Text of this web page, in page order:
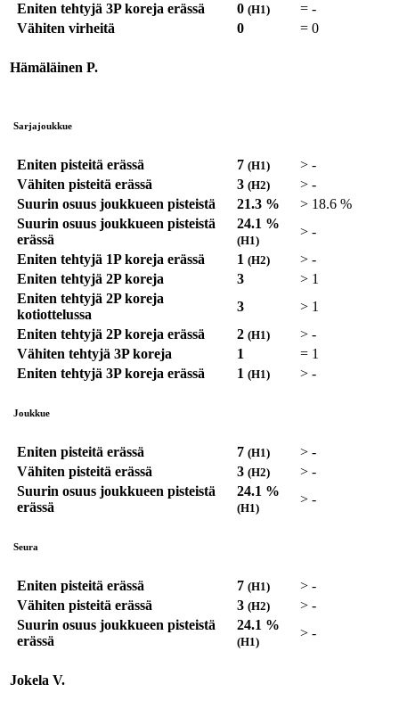
Eniten tehtyjä 3P koreja erässä 0 (H1) = -
Vähiten virheitä
0 = 0
Hämäläinen P.
Sarjajoukkue
Eniten pisteitä erässä 7 (H1) > -
Vähiten pisteitä erässä
3 (H2) > -
Suurin osuus joukkueen pisteistä
21.3 % > 18.6 %
Suurin osuus joukkueen pisteistä
erässä
24.1 %
(H1)
> -
Eniten tehtyjä 1P koreja erässä
1 (H2) > -
Eniten tehtyjä 2P koreja
3 > 1
Eniten tehtyjä 2P koreja
kotiottelussa
3 > 1
Eniten tehtyjä 2P koreja erässä
2 (H1) > -
Vähiten tehtyjä 3P koreja
1 = 1
Eniten tehtyjä 3P koreja erässä
1 (H1) > -
Joukkue
Eniten pisteitä erässä 7 (H1) > -
Vähiten pisteitä erässä
3 (H2) > -
Suurin osuus joukkueen pisteistä
erässä
24.1 %
(H1)
> -
Seura
Eniten pisteitä erässä 7 (H1) > -
Vähiten pisteitä erässä
3 (H2) > -
Suurin osuus joukkueen pisteistä
erässä
24.1 %
(H1)
> -
Jokela V.